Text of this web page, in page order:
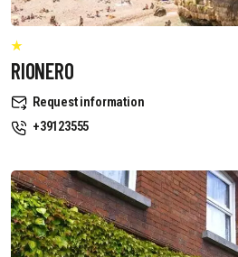
RIONERO
Request information
+39123555